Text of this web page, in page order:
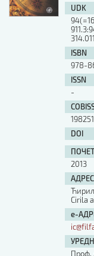
УПУТСТВА
Правилник о
Упутство
Упутство
Изјава о
Изјава о лектури
Изјава о
Упутство за
Уговор са
Шаблон прве
Шаблон прве
Шаблон прве
Етички кодекс
Наслов или део
UDK
ISBN
978-
ISSN
-
DOI
2013
Cirila
е-
Проф.